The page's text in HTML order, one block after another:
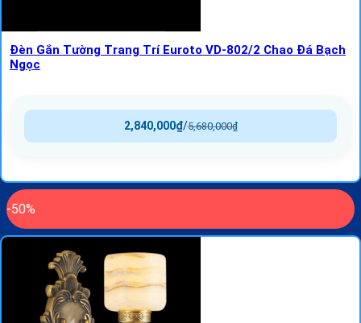
Đèn Gắn Tường Trang Trí Euroto VD-802/2 Chao Đá Bạch
Ngọc
5,680,000₫
/
2,840,000₫
-50%